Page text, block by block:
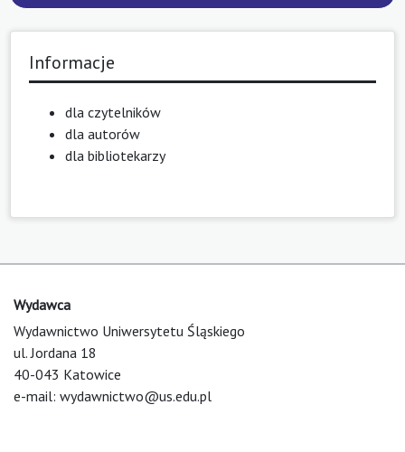
Informacje
dla czytelników
dla autorów
dla bibliotekarzy
Wydawca
Wydawnictwo Uniwersytetu Śląskiego
ul. Jordana 18
40-043 Katowice
e-mail: wydawnictwo@us.edu.pl